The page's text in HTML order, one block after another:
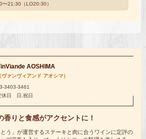
21:30（LO20:30）
AOSHIMA
ヴァンヴィアンド アオシマ）
3403-3461
休日 日,祝日
香りと食感がアクセントに！
う」が運営するステーキと肉に合うワインに定評の